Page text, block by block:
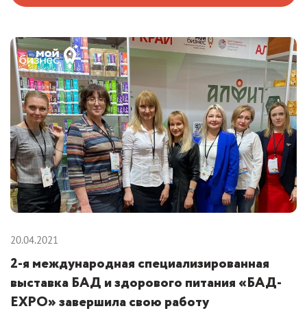
20.04.2021
2-я международная специализированная
выставка БАД и здорового питания «БАД-
EXPO» завершила свою работу